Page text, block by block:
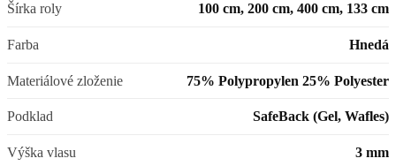
Šírka roly 100 cm, 200 cm, 400 cm, 133 cm
Farba Hnedá
Materiálové zloženie 75% Polypropylen 25% Polyester
Podklad SafeBack (Gel, Wafles)
Výška vlasu 3 mm